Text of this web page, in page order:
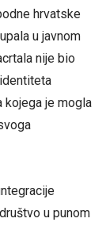
hrvatske
u javnom
nije bio
kojega je mogla
u punom